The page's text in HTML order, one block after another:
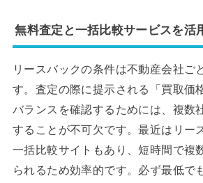
無料査定と一括比較サービスを活
リースバックの条件は不動産会社ご
す。査定の際に提示される「買取価
バランスを確認するためには、複数
することが不可欠です。最近はリー
一括比較サイトもあり、短時間で複
られるため効率的です。必ず最低で